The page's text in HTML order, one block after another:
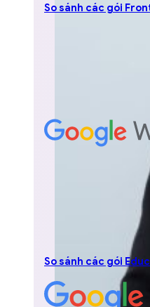
So sánh các gói
So sánh các gói